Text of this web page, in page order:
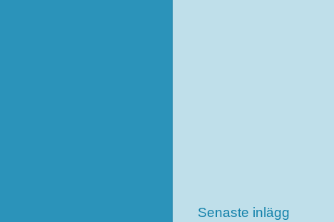
Senaste inlägg